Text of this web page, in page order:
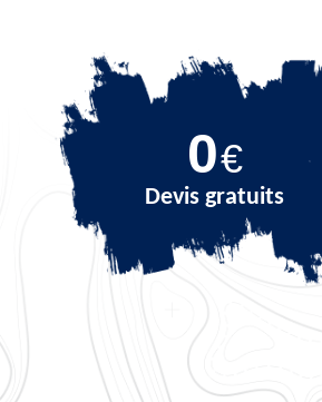
0€
Devis gratuits